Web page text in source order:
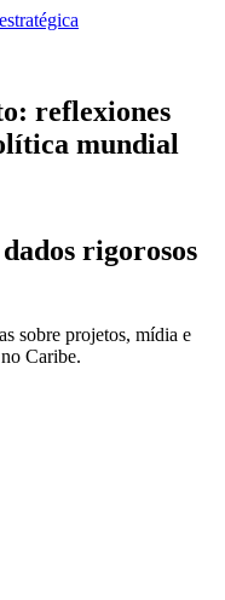
reflexiones
mundial
rigorosos
sobre projetos, mídia e
Caribe.